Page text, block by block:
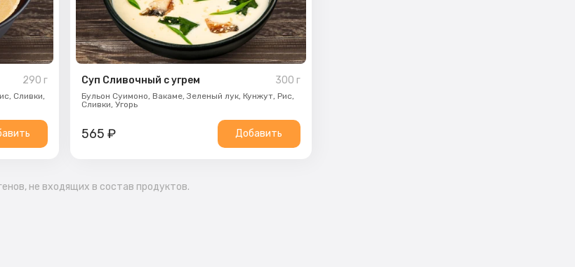
290 г
Сливки,
Суп Сливочный с угрем 300 г
Бульон Суимоно,Вакаме,Зеленый лук,Кунжут,Рис,
Сливки,Угорь
565₽ Добавить
не входящих в состав продуктов.